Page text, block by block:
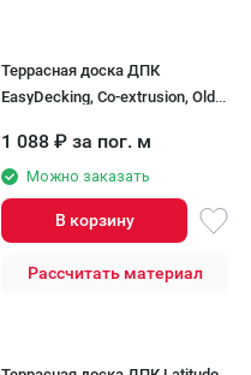
Террасная доска ДПК
EasyDecking, Co-extrusion, Old
1 088 ₽ за пог. м
Можно заказать
В корзину
Рассчитать материал